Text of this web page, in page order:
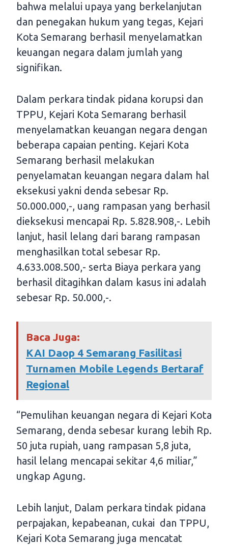
bahwa melalui upaya yang berkelanjutan
dan penegakan hukum yang tegas, Kejari
Kota Semarang berhasil menyelamatkan
keuangan negara dalam jumlah yang
signifikan.
Dalam perkara tindak pidana korupsi dan
TPPU, Kejari Kota Semarang berhasil
menyelamatkan keuangan negara dengan
beberapa capaian penting. Kejari Kota
Semarang berhasil melakukan
penyelamatan keuangan negara dalam hal
eksekusi yakni denda sebesar Rp.
50.000.000,-, uang rampasan yang berhasil
dieksekusi mencapai Rp. 5.828.908,-. Lebih
lanjut, hasil lelang dari barang rampasan
menghasilkan total sebesar Rp.
4.633.008.500,- serta Biaya perkara yang
berhasil ditagihkan dalam kasus ini adalah
sebesar Rp. 50.000,-.
Baca Juga:
KAI Daop 4 Semarang Fasilitasi
Turnamen Mobile Legends Bertaraf
Regional
“Pemulihan keuangan negara di Kejari Kota
Semarang, denda sebesar kurang lebih Rp.
50 juta rupiah, uang rampasan 5,8 juta,
hasil lelang mencapai sekitar 4,6 miliar,”
ungkap Agung.
Lebih lanjut, Dalam perkara tindak pidana
perpajakan, kepabeanan, cukai dan TPPU,
Kejari Kota Semarang juga mencatat